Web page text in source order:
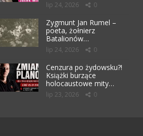
lip 24, 2026 0
Zygmunt Jan Rumel –
poeta, żołnierz
Batalionów…
lip 24, 2026 0
Cenzura po żydowsku?!
Książki burzące
holocaustowe mity…
lip 23, 2026 0